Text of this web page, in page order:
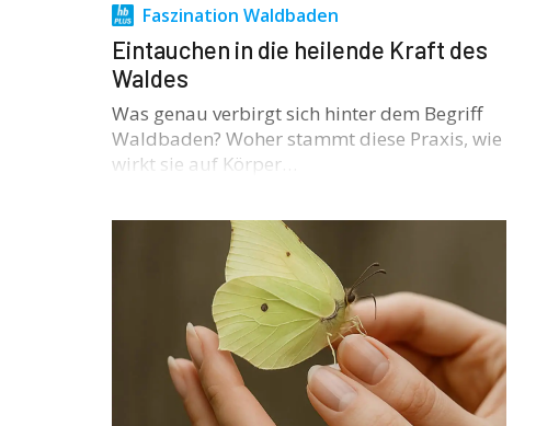
Faszination Waldbaden
Eintauchen in die heilende Kraft des
Waldes
Was genau verbirgt sich hinter dem Begriff
Waldbaden? Woher stammt diese Praxis, wie
wirkt sie auf Körper…